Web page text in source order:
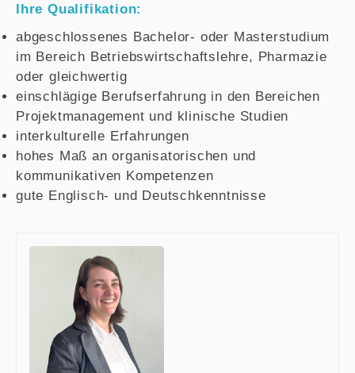
Ihre Qualifikation:
abgeschlossenes Bachelor- oder Masterstudium
im Bereich Betriebswirtschaftslehre, Pharmazie
oder gleichwertig
einschlägige Berufserfahrung in den Bereichen
Projektmanagement und klinische Studien
interkulturelle Erfahrungen
hohes Maß an organisatorischen und
kommunikativen Kompetenzen
gute Englisch- und Deutschkenntnisse